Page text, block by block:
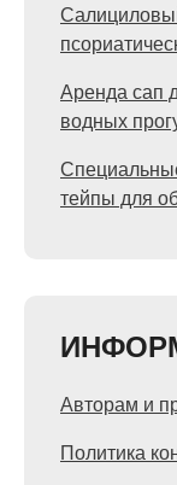
Аренда сап
водных
тейпы для
Авторам и
Политика